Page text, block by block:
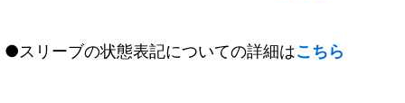
●スリーブの状態表記についての詳細はこちら